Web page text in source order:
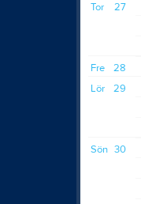
27
Tor
28
Fre
29
Lör
30
Sön